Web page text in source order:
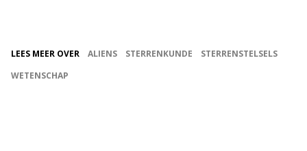
LEES MEER OVER ALIENS STERRENKUNDE
STERRENSTELSELS
WETENSCHAP